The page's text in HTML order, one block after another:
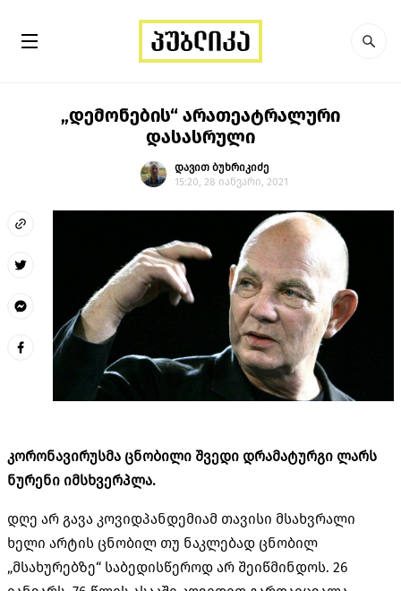
„დემონების“ არათეატრალური
დასასრული
დავით ბუხრიკიძე
15:20, 28 იანვარი, 2021
კორონავირუსმა ცნობილი შვედი დრამატურგი ლარს
ნურენი იმსხვერპლა.
დღე არ გავა კოვიდპანდემიამ თავისი მსახვრალი
ხელი არტის ცნობილ თუ ნაკლებად ცნობილ
„მსახურებზე“ საბედისწეროდ არ შეიწმინდოს. 26